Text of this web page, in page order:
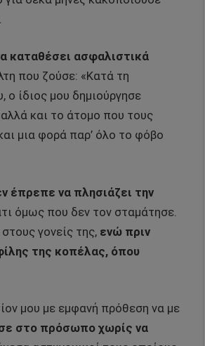
καταθέσει ασφαλιστικά
που ζούσε: «Κατά τη
ο ίδιος μου δημιούργησε
και το άτομο που τους
μια φορά παρ’ όλο το φόβο
έπρεπε να πλησιάζει την
όμως που δεν τον σταμάτησε.
γονείς της, ενώ πριν
της κοπέλας, όπου
μου με εμφανή πρόθεση να με
στο πρόσωπο χωρίς να